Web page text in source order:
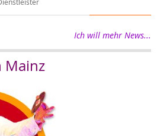
Ich will mehr News...
Mainz